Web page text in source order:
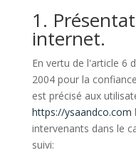
1.
internet.
En vertu de l'article 6
2004 pour la
est précisé aux
https://ysaandco.com
intervenants dans le
suivi: